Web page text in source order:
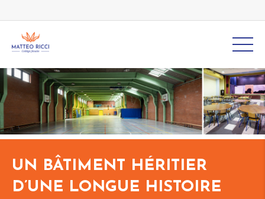
UN BÂTIMENT HÉRITIER
D’UNE LONGUE HISTOIRE